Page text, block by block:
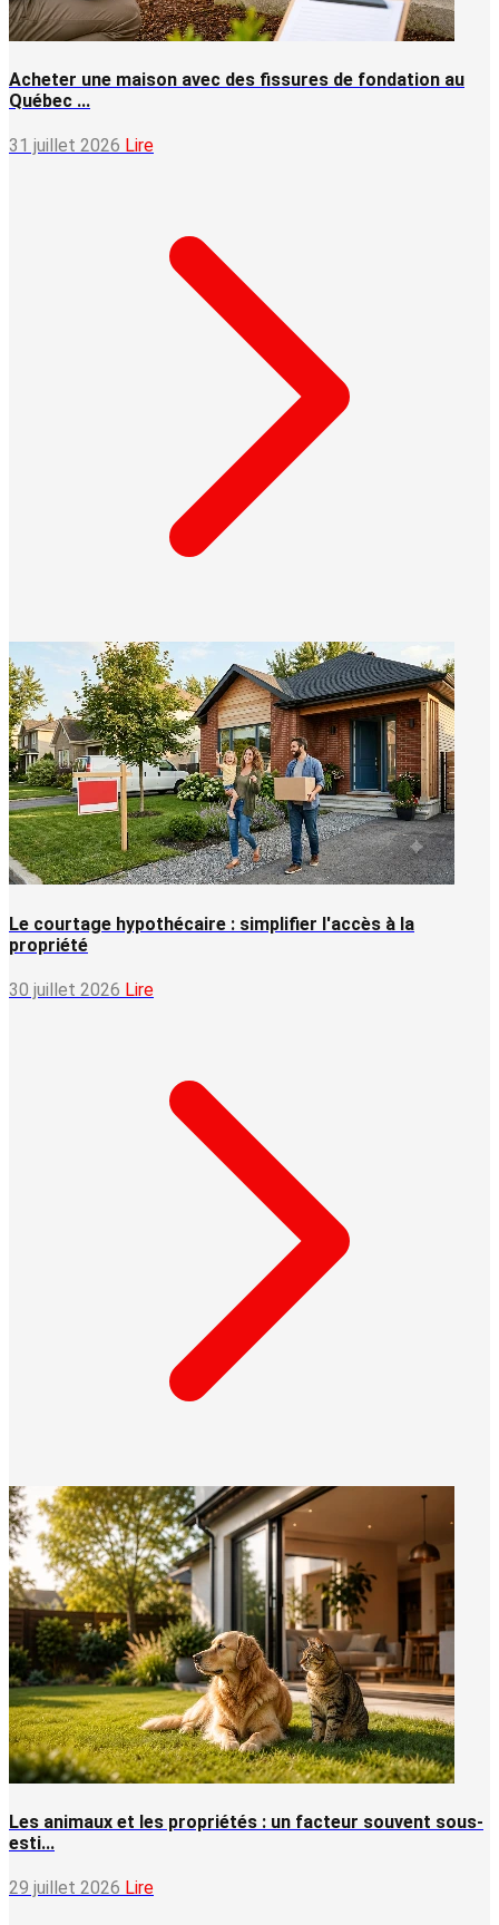
Acheter une maison avec des fissures de fondation au
Québec ...
31 juillet 2026 Lire
Le courtage hypothécaire : simplifier l'accès à la
propriété
30 juillet 2026 Lire
Les animaux et les propriétés : un facteur souvent sous-
esti...
29 juillet 2026 Lire